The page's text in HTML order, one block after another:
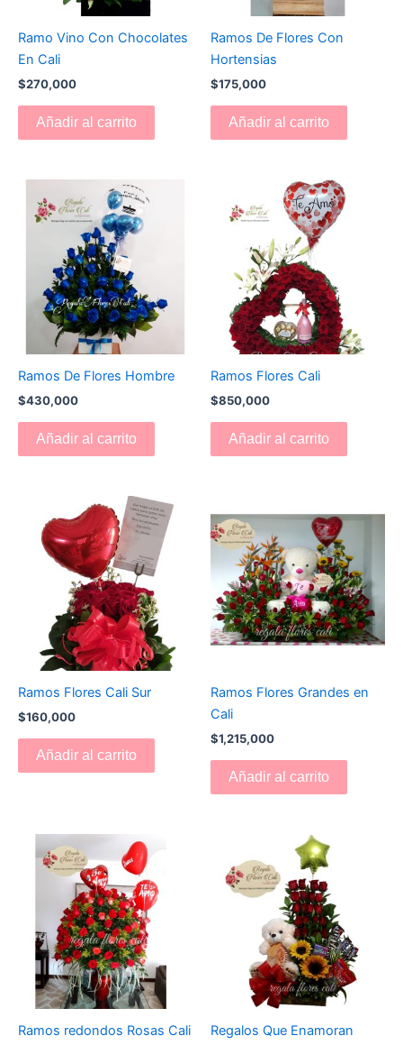
Ramo Vino Con Chocolates
En Cali
$270,000
Añadir al carrito
Ramos De Flores Con
Hortensias
$175,000
Añadir al carrito
Ramos De Flores Hombre
$430,000
Añadir al carrito
Ramos Flores Cali
$850,000
Añadir al carrito
Ramos Flores Cali Sur
$160,000
Añadir al carrito
Ramos Flores Grandes en
Cali
$1,215,000
Añadir al carrito
Ramos redondos Rosas Cali Regalos Que Enamoran